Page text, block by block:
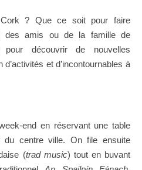
? Que ce soit pour faire
des amis ou de la famille de
pour découvrir de nouvelles
et d’incontournables à
end en réservant une table
centre ville. On file ensuite
(trad music) tout en buvant